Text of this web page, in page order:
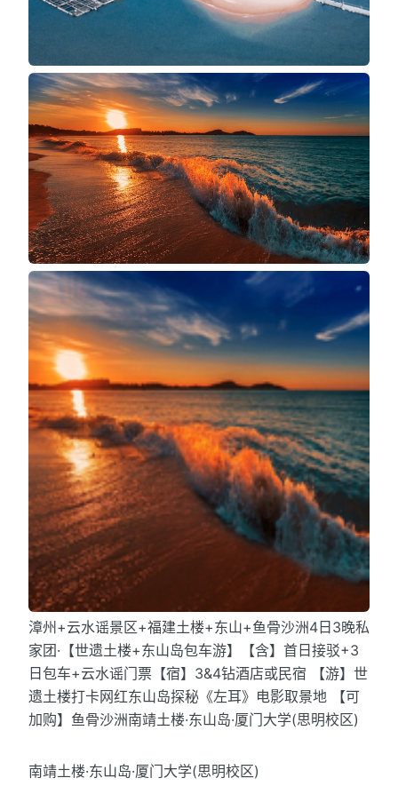
漳州+云水谣景区+福建土楼+东山+鱼骨沙洲4日3晚私
家团·【世遗土楼+东山岛包车游】【含】首日接驳+3
日包车+云水谣门票【宿】3&4钻酒店或民宿 【游】世
遗土楼打卡网红东山岛探秘《左耳》电影取景地 【可
加购】鱼骨沙洲南靖土楼·东山岛·厦门大学(思明校区)
南靖土楼·东山岛·厦门大学(思明校区)